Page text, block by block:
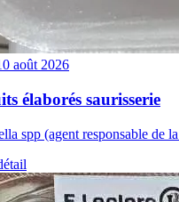
août 2026
élaborés saurisserie
spp (agent responsable de